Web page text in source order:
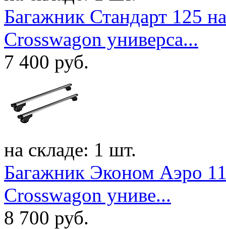
Багажник Стандарт 125
Crosswagon универса...
7 400 руб.
на складе: 1 шт.
Багажник Эконом Аэро
Crosswagon униве...
8 700 руб.